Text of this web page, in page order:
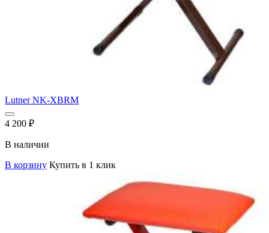
Lutner NK-XBRM
4 200 ₽
В наличии
В корзину Купить в 1 клик